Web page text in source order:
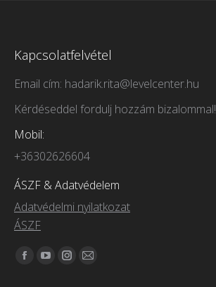
Kapcsolatfelvétel
Email cím: hadarik.rita@levelcenter.hu
Kérdéseddel fordulj hozzám bizalommal!
Mobil:
+36302626604
ÁSZF & Adatvédelem
Adatvédelmi nyilatkozat
ÁSZF
Itt vagyunk elérhetőek:
Facebook
YouTube
Instagram
Mail